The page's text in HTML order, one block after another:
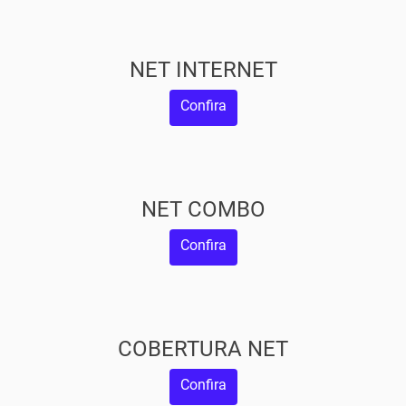
NET INTERNET
Confira
NET COMBO
Confira
COBERTURA NET
Confira